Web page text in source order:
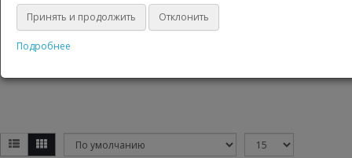
Косметички
Принять и продолжить Отклонить
Подробнее